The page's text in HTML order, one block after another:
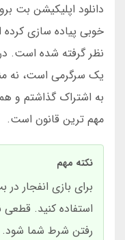
نظر گرفته شده است. در
یک سرگرمی است، نه
به اشتراک گذاشتم و
مهم ترین قانون است.
نکته مهم
برای بازی انفجار در
استفاده کنید.
رفتن شرط شما شود.